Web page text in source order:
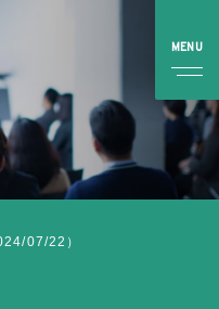
07/22）